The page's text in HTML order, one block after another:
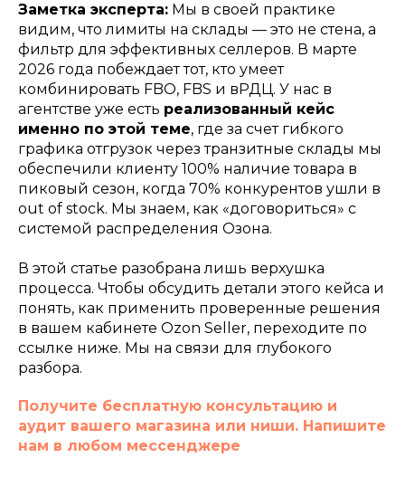
Заметка эксперта: Мы в своей практике
видим, что лимиты на склады — это не стена, а
фильтр для эффективных селлеров. В марте
2026 года побеждает тот, кто умеет
комбинировать FBO, FBS и вРДЦ. У нас в
агентстве уже есть реализованный кейс
именно по этой теме, где за счет гибкого
графика отгрузок через транзитные склады мы
обеспечили клиенту 100% наличие товара в
пиковый сезон, когда 70% конкурентов ушли в
out of stock. Мы знаем, как «договориться» с
системой распределения Озона.
В этой статье разобрана лишь верхушка
процесса. Чтобы обсудить детали этого кейса и
понять, как применить проверенные решения
в вашем кабинете Ozon Seller, переходите по
ссылке ниже. Мы на связи для глубокого
разбора.
Получите бесплатную консультацию и
аудит вашего магазина или ниши. Напишите
нам в любом мессенджере
инн
237000820219
написать нам
вакансии
яндекс маркет
ozon
wildberries
telegram
vkontakte
whatsapp
политика конфиденциальности
стоимость
кейсы
блог
SEO